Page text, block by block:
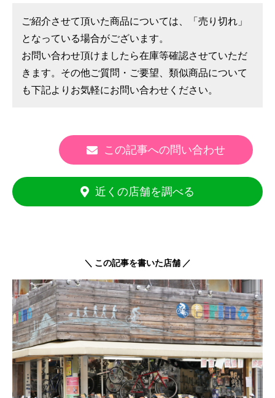
ご紹介させて頂いた商品については、「売り切れ」
となっている場合がございます。
お問い合わせ頂けましたら在庫等確認させていただ
きます。その他ご質問・ご要望、類似商品について
も下記よりお気軽にお問い合わせください。
この記事への問い合わせ
近くの店舗を調べる
＼ この記事を書いた店舗 ／